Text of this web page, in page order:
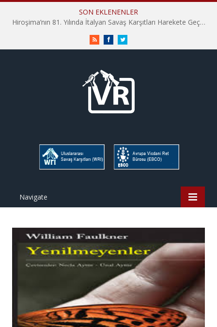
SON EKLENENLER
İHD İstanbul Şube Vicdani Ret Komisyonu: Vicdani Retçiler Olarak Destek İçin Buradayız!
RSS FacebookTwitter
Navigate